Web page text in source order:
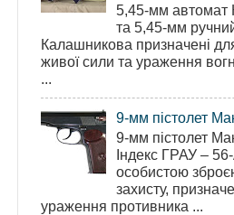
5,45-мм автомат
та 5,45-мм
Калашникова призначені
живої сили та ураження
...
9-мм пістолет
9-мм пістолет
Індекс ГРАУ –
особистою
захисту,
ураження противника ...